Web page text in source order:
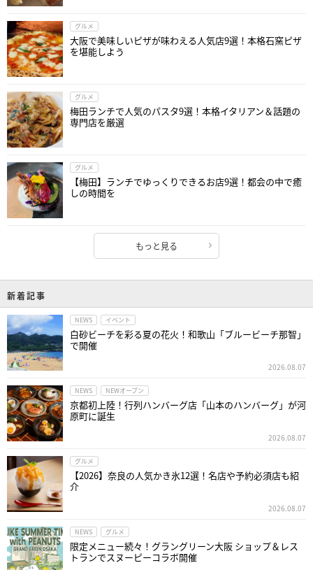
グルメ
大阪で美味しいピザが味わえる人気店9選！本格石窯ピザ
を堪能しよう
グルメ
梅田ランチで人気のパスタ9選！本格イタリアン＆話題の
専門店を厳選
グルメ
【梅田】ランチでゆっくりできるお店9選！都会の中で癒
しの時間を
もっと見る
新着記事
NEWS イベント
白砂ビーチを彩る夏の花火！和歌山「ブルービーチ那智」
で開催
2026.08.07
NEWS NEWオープン
京都初上陸！行列ハンバーグ店「山本のハンバーグ」が河
原町に誕生
2026.08.07
グルメ
【2026】奈良の人気かき氷12選！名店や予約必須店も紹
介
2026.08.07
NEWS グルメ
限定メニュー続々！グラングリーン大阪 ショップ＆レス
トランでスヌーピーコラボ開催